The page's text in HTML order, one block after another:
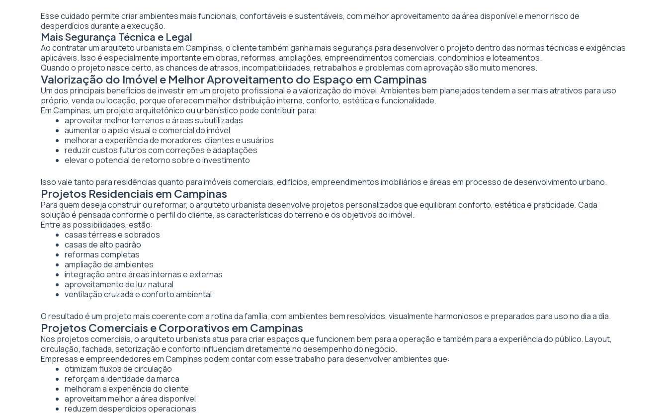
Esse cuidado permite criar ambientes mais funcionais, confortáveis e sustentáveis, com melhor aproveitamento da área disponível e menor risco de
desperdícios durante a execução.
Mais Segurança Técnica e Legal
Ao contratar um arquiteto urbanista em Campinas, o cliente também ganha mais segurança para desenvolver o projeto dentro das normas técnicas e exigências
aplicáveis. Isso é especialmente importante em obras, reformas, ampliações, empreendimentos comerciais, condomínios e loteamentos.
Quando o projeto nasce certo, as chances de atrasos, incompatibilidades, retrabalhos e problemas com aprovação são muito menores.
Valorização do Imóvel e Melhor Aproveitamento do Espaço em Campinas
Um dos principais benefícios de investir em um projeto profissional é a valorização do imóvel. Ambientes bem planejados tendem a ser mais atrativos para uso
próprio, venda ou locação, porque oferecem melhor distribuição interna, conforto, estética e funcionalidade.
Em Campinas, um projeto arquitetônico ou urbanístico pode contribuir para:
aproveitar melhor terrenos e áreas subutilizadas
aumentar o apelo visual e comercial do imóvel
melhorar a experiência de moradores, clientes e usuários
reduzir custos futuros com correções e adaptações
elevar o potencial de retorno sobre o investimento
Isso vale tanto para residências quanto para imóveis comerciais, edifícios, empreendimentos imobiliários e áreas em processo de desenvolvimento urbano.
Projetos Residenciais em Campinas
Para quem deseja construir ou reformar, o arquiteto urbanista desenvolve projetos personalizados que equilibram conforto, estética e praticidade. Cada
solução é pensada conforme o perfil do cliente, as características do terreno e os objetivos do imóvel.
Entre as possibilidades, estão:
casas térreas e sobrados
casas de alto padrão
reformas completas
ampliação de ambientes
integração entre áreas internas e externas
aproveitamento de luz natural
ventilação cruzada e conforto ambiental
O resultado é um projeto mais coerente com a rotina da família, com ambientes bem resolvidos, visualmente harmoniosos e preparados para uso no dia a dia.
Projetos Comerciais e Corporativos em Campinas
Nos projetos comerciais, o arquiteto urbanista atua para criar espaços que funcionem bem para a operação e também para a experiência do público. Layout,
circulação, fachada, setorização e conforto influenciam diretamente no desempenho do negócio.
Empresas e empreendedores em Campinas podem contar com esse trabalho para desenvolver ambientes que:
otimizam fluxos de circulação
reforçam a identidade da marca
melhoram a experiência do cliente
aproveitam melhor a área disponível
reduzem desperdícios operacionais